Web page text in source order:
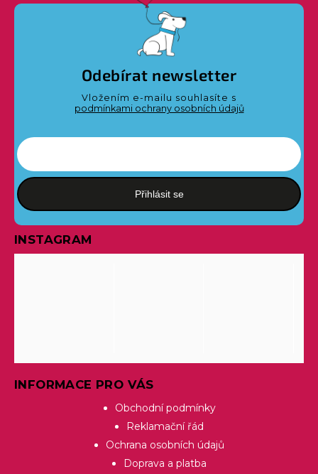
Odebírat newsletter
Vložením e-mailu souhlasíte s
podmínkami ochrany osobních údajů
Přihlásit se
INSTAGRAM
INFORMACE PRO VÁS
Obchodní podmínky
Reklamační řád
Ochrana osobních údajů
Doprava a platba